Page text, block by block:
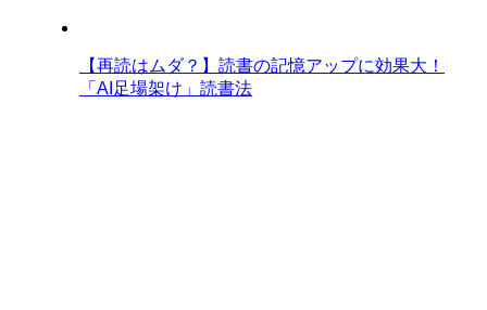
【再読はムダ？】読書の記憶アップに効果大！
「AI足場架け」読書法